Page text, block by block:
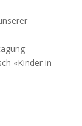
«Kinder in